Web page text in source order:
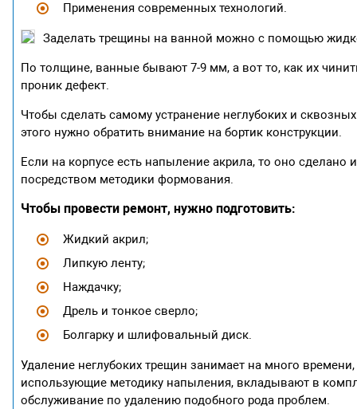
Применения современных технологий.
Заделать трещины на ванной можно с помощью
По толщине, ванные бывают 7-9 мм, а вот то, как их
проник дефект.
Чтобы сделать самому устранение неглубоких и
этого нужно обратить внимание на бортик конструкции.
Если на корпусе есть напыление акрила, то оно
посредством методики формования.
Чтобы провести ремонт, нужно подготовить:
Жидкий акрил;
Липкую ленту;
Наждачку;
Дрель и тонкое сверло;
Болгарку и шлифовальный диск.
Удаление неглубоких трещин занимает на много
использующие методику напыления, вкладывают в
обслуживание по удалению подобного рода проблем.